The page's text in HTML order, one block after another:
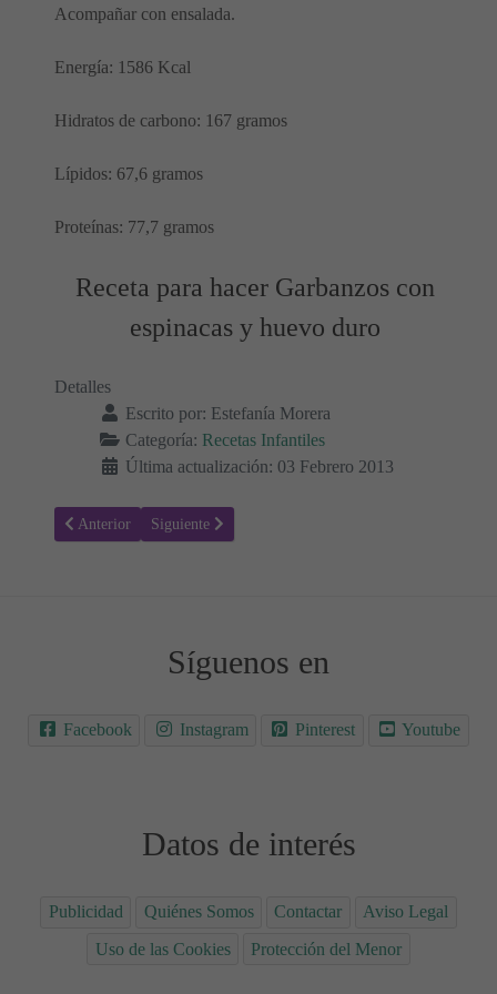
Acompañar con ensalada.
Energía: 1586 Kcal
Hidratos de carbono: 167 gramos
Lípidos: 67,6 gramos
Proteínas: 77,7 gramos
Receta para hacer Garbanzos con
espinacas y huevo duro
Detalles
Escrito por: Estefanía Morera
Categoría: Recetas Infantiles
Última actualización: 03 Febrero 2013
Artículo anterior: Lentejas con crema de verduras
Anterior Artículo siguiente: Alubias blancas con calamares
Siguiente
Síguenos en
Facebook Instagram Pinterest Youtube
Datos de interés
Publicidad Quiénes Somos Contactar
Aviso Legal
Uso de las Cookies
Protección del Menor